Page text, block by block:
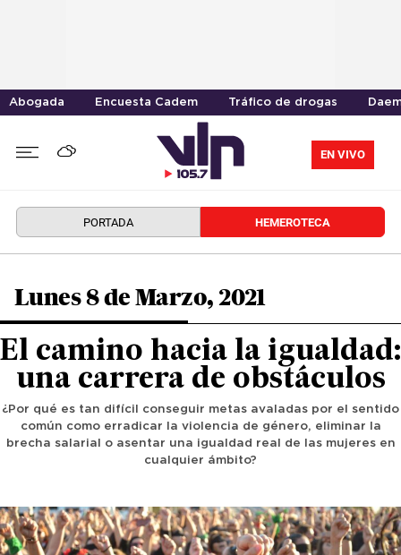
Abogada Encuesta Cadem Tráfico de drogas
EN VIVO
PORTADA HEMEROTECA
Lunes 8 de Marzo, 2021
El camino hacia la igualdad:
una carrera de obstáculos
¿Por qué es tan difícil conseguir metas avaladas por el sentido
común como erradicar la violencia de género, eliminar la
brecha salarial o asentar una igualdad real de las mujeres en
cualquier ámbito?